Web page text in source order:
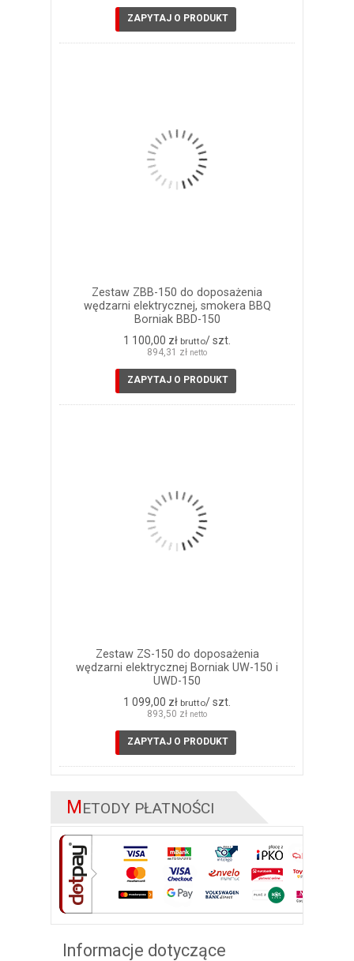
ZAPYTAJ O PRODUKT
Zestaw ZBB-150 do doposażenia
wędzarni elektrycznej, smokera BBQ
Borniak BBD-150
1 100,00 zł brutto/ szt.
894,31 zł netto
ZAPYTAJ O PRODUKT
Zestaw ZS-150 do doposażenia
wędzarni elektrycznej Borniak UW-150 i
UWD-150
1 099,00 zł brutto/ szt.
893,50 zł netto
ZAPYTAJ O PRODUKT
METODY PŁATNOŚCI
Informacje dotyczące